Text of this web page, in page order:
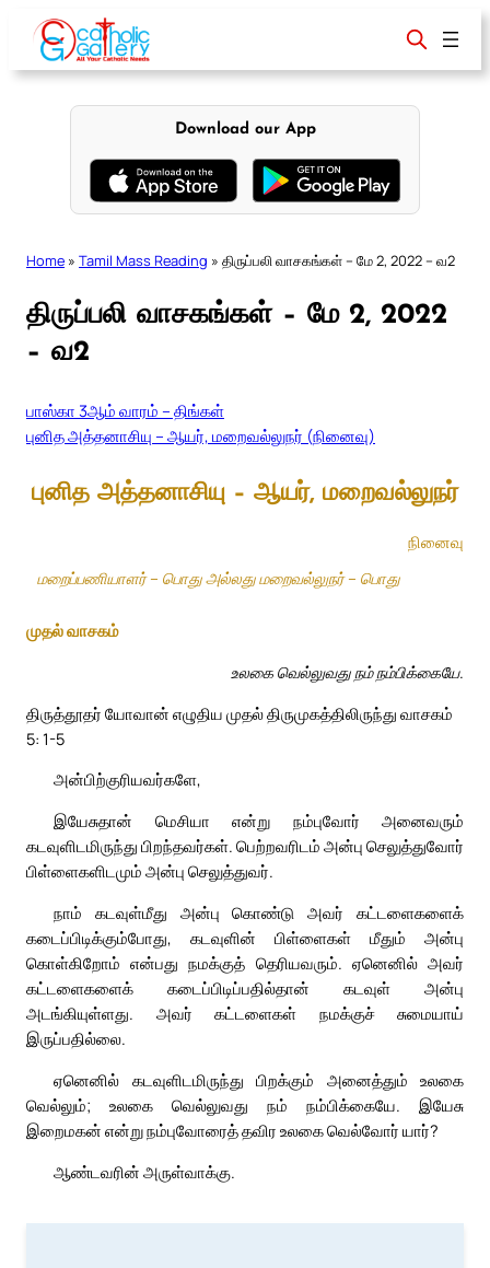
content
Download our App
Home » Tamil Mass Reading » திருப்பலி வாசகங்கள் – மே 2, 2022 – வ2
திருப்பலி வாசகங்கள் – மே 2, 2022
– வ2
பாஸ்கா 3ஆம் வாரம் – திங்கள்
புனித அத்தனாசியு – ஆயர், மறைவல்லுநர் (நினைவு)
புனித அத்தனாசியு – ஆயர், மறைவல்லுநர்
நினைவு
மறைப்பணியாளர் – பொது அல்லது மறைவல்லுநர் – பொது
முதல் வாசகம்
உலகை வெல்லுவது நம் நம்பிக்கையே.
திருத்தூதர் யோவான் எழுதிய முதல் திருமுகத்திலிருந்து வாசகம்
5: 1-5
அன்பிற்குரியவர்களே,
இயேசுதான் மெசியா என்று நம்புவோர் அனைவரும்
கடவுளிடமிருந்து பிறந்தவர்கள். பெற்றவரிடம் அன்பு செலுத்துவோர்
பிள்ளைகளிடமும் அன்பு செலுத்துவர்.
நாம் கடவுள்மீது அன்பு கொண்டு அவர் கட்டளைகளைக்
கடைப்பிடிக்கும்போது, கடவுளின் பிள்ளைகள் மீதும் அன்பு
கொள்கிறோம் என்பது நமக்குத் தெரியவரும். ஏனெனில் அவர்
கட்டளைகளைக் கடைப்பிடிப்பதில்தான் கடவுள் அன்பு
அடங்கியுள்ளது. அவர் கட்டளைகள் நமக்குச் சுமையாய்
இருப்பதில்லை.
ஏனெனில் கடவுளிடமிருந்து பிறக்கும் அனைத்தும் உலகை
வெல்லும்; உலகை வெல்லுவது நம் நம்பிக்கையே. இயேசு
இறைமகன் என்று நம்புவோரைத் தவிர உலகை வெல்வோர் யார்?
ஆண்டவரின் அருள்வாக்கு.